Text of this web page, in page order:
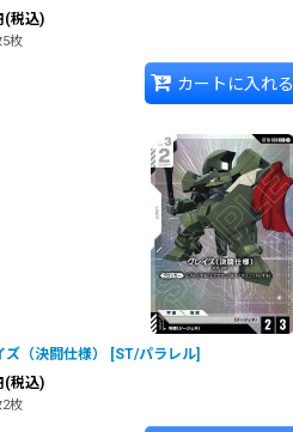
(税込)
5枚
カートに入れる
ズ（決闘仕様） [ST/パラレル]
(税込)
2枚